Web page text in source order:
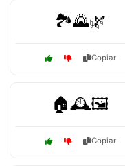
🏞️🌄🌿
Copiar
🏠🕰️🖼️
Copiar